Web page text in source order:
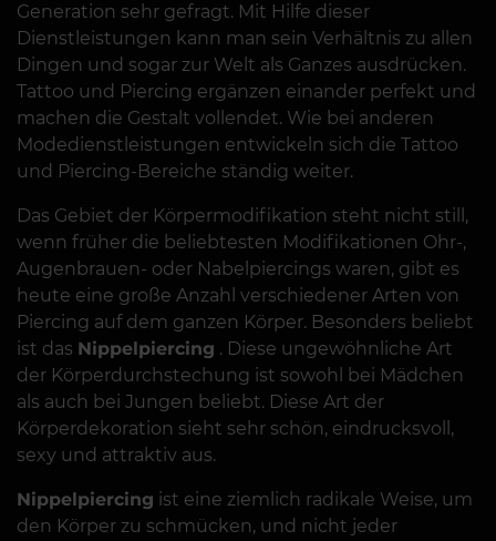
Generation sehr gefragt. Mit Hilfe dieser
Dienstleistungen kann man sein Verhältnis zu allen
Dingen und sogar zur Welt als Ganzes ausdrücken.
Tattoo und Piercing ergänzen einander perfekt und
machen die Gestalt vollendet. Wie bei anderen
Modedienstleistungen entwickeln sich die Tattoo
und Piercing-Bereiche ständig weiter.
Das Gebiet der Körpermodifikation steht nicht still,
wenn früher die beliebtesten Modifikationen Ohr-,
Augenbrauen- oder Nabelpiercings waren, gibt es
heute eine große Anzahl verschiedener Arten von
Piercing auf dem ganzen Körper. Besonders beliebt
ist das Nippelpiercing . Diese ungewöhnliche Art
der Körperdurchstechung ist sowohl bei Mädchen
als auch bei Jungen beliebt. Diese Art der
Körperdekoration sieht sehr schön, eindrucksvoll,
sexy und attraktiv aus.
Nippelpiercing ist eine ziemlich radikale Weise, um
den Körper zu schmücken, und nicht jeder